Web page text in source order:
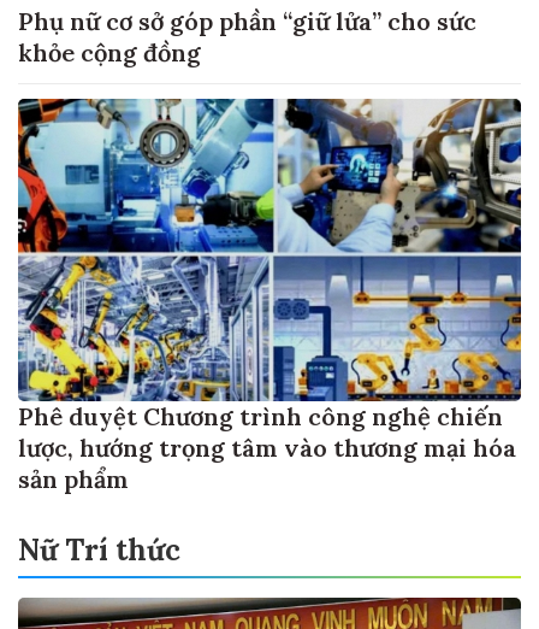
Phụ nữ cơ sở góp phần “giữ lửa” cho sức
khỏe cộng đồng
Phê duyệt Chương trình công nghệ chiến
lược, hướng trọng tâm vào thương mại hóa
sản phẩm
Nữ Trí thức